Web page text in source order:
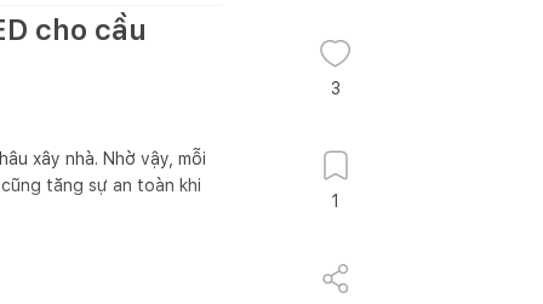
cho cầu
xây nhà. Nhờ vậy, mỗi
tăng sự an toàn khi
3
1